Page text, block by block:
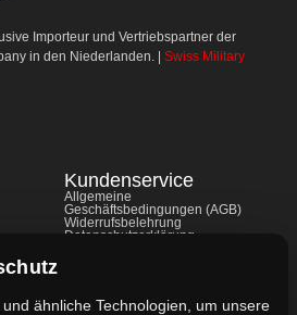
Importeur und Vertriebspartner der
in den Niederlanden. | Swiss Military
Kundenservice
Allgemeine
Geschäftsbedingungen (AGB)
Widerrufsbelehrung
Datenschutzerklärung
ähnliche Technologien, um unsere